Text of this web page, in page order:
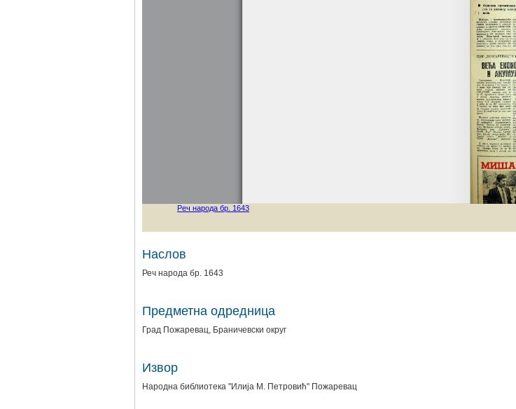
Наслов
Реч народа бр. 1643
Предметна одредница
Град Пожаревац, Браничевски округ
Извор
Народна библиотека "Илија М. Петровић" Пожаревац